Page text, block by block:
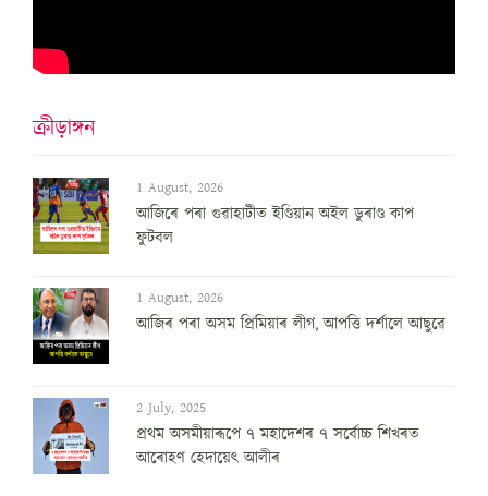
ক্ৰীড়াঙ্গন
1 August, 2026
আজিৰে পৰা গুৱাহাটীত ইণ্ডিয়ান অইল ডুৰাণ্ড কাপ
ফুটবল
1 August, 2026
আজিৰ পৰা অসম প্ৰিমিয়াৰ লীগ, আপত্তি দৰ্শালে আছুৱে
2 July, 2025
প্ৰথম অসমীয়াৰূপে ৭ মহাদেশৰ ৭ সৰ্বোচ্চ শিখৰত
আৰোহণ হেদায়েৎ আলীৰ